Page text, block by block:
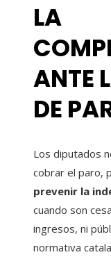
LA
ANTE
DE
Los diputados
cobrar el paro,
prevenir la
cuando son
ingresos, ni
normativa